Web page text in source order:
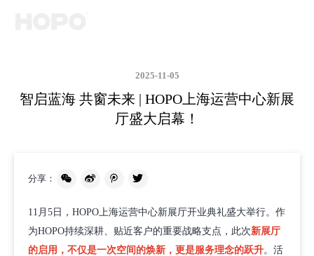
2025-11-05
智启蓝海 共窗未来 | HOPO上海运营中心新展
厅盛大启幕！
分享：
11月5日，HOPO上海运营中心新展厅开业典礼盛大举行。作
为HOPO持续深耕、贴近客户的重要战略支点，此次新展厅
的启用，不仅是一次空间的焕新，更是服务理念的跃升。活